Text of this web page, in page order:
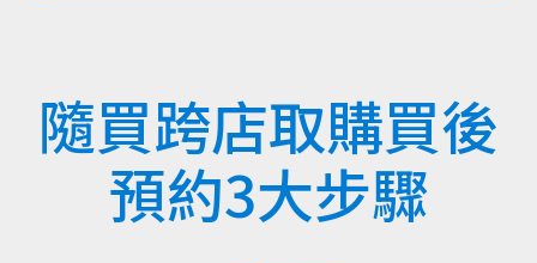
隨買跨店取購買後
預約3大步驟